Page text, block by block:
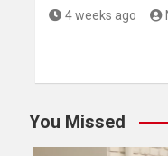
4 weeks ago
You Missed